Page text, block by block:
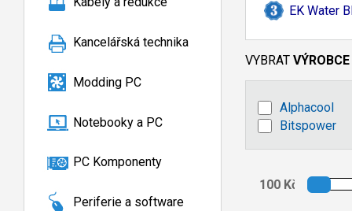
Kancelářská technika
Modding PC
Notebooky a PC
PC Komponenty
Periferie a software
EK Water
VYBRAT VÝROBCE
Alphacool
Bitspower